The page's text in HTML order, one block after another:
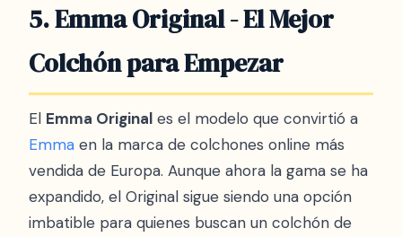
5. Emma Original - El Mejor
Colchón para Empezar
El Emma Original es el modelo que convirtió a
Emma en la marca de colchones online más
vendida de Europa. Aunque ahora la gama se ha
expandido, el Original sigue siendo una opción
imbatible para quienes buscan un colchón de